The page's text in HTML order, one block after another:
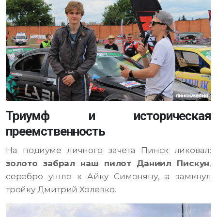
Триумф и историческая
преемственность
На подиуме личного зачета Пинск ликовал:
золото забрал наш пилот Даниил Пискун,
серебро ушло к Айку Симоняну, а замкнул
тройку Дмитрий Холевко.